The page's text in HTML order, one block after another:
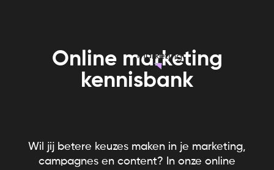
Online marketing
kennisbank
marketing
Wil jij betere keuzes maken in je marketing,
campagnes en content? In onze online